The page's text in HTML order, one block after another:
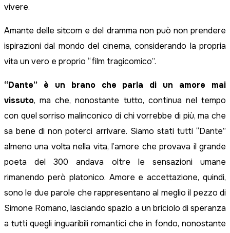
vivere.
Amante delle sitcom e del dramma non può non prendere
ispirazioni dal mondo del cinema, considerando la propria
vita un vero e proprio “film tragicomico”.
“Dante” è un brano che parla di un amore mai
vissuto, ma che, nonostante tutto, continua nel tempo
con quel sorriso malinconico di chi vorrebbe di più, ma che
sa bene di non poterci arrivare. Siamo stati tutti “Dante”
almeno una volta nella vita, l’amore che provava il grande
poeta del 300 andava oltre le sensazioni umane
rimanendo però platonico. Amore e accettazione, quindi,
sono le due parole che rappresentano al meglio il pezzo di
Simone Romano, lasciando spazio a un briciolo di speranza
a tutti quegli inguaribili romantici che in fondo, nonostante